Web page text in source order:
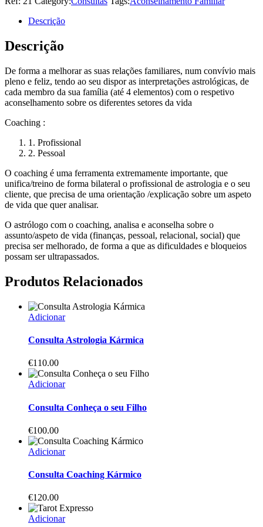
Descrição
Descrição
De forma a melhorar as suas relações familiares, num convívio mais
pleno e feliz, tendo ao seu dispor as interpretações astrológicas, de
cada membro da sua família (até 4 elementos) com o respetivo
aconselhamento sobre os diferentes setores da vida
Coaching :
1. Profissional
2. Pessoal
O coaching é uma ferramenta extremamente importante, que
unifica/treino de forma bilateral o profissional de astrologia e o seu
cliente, que precisa de uma orientação /explicação sobre um aspeto
de vida que quer analisar.
O astrólogo com o coaching, analisa e aconselha sobre o
assunto/aspeto de vida (finanças, pessoal, relacional, social) que
precisa ser melhorado, de forma a que as dificuldades e bloqueios
possam ser ultrapassados.
Produtos Relacionados
Adicionar
Consulta Astrologia Kármica
€110.00
Adicionar
Consulta Conheça o seu Filho
€100.00
Adicionar
Consulta Coaching Kármico
€120.00
Adicionar